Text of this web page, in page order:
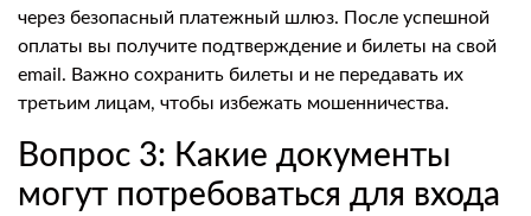
через безопасный платежный шлюз. После успешной
оплаты вы получите подтверждение и билеты на свой
email. Важно сохранить билеты и не передавать их
третьим лицам, чтобы избежать мошенничества.
Вопрос 3: Какие документы
могут потребоваться для входа